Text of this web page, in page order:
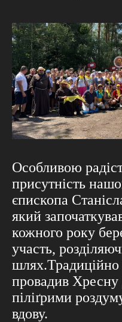
Особливою
присутність
єпископа
який
кожного року
участь,
провадив Хресну
піліґрими
вдову.